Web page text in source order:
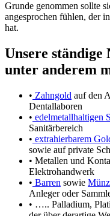
Grunde genommen sollte
angesprochen fühlen, der
hat.
Unsere ständige
unter anderem
• Zahngold auf den
Dentallaboren
• edelmetallhaltigen
Sanitärbereich
• extrahierbarem
sowie auf private
• Metallen und
Elektrohandwerk
• Barren sowie
Anleger oder
• ….. Palladium,